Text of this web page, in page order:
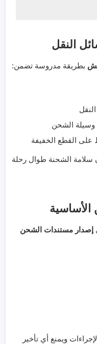
النقل
بطريقة مدروسة تضمن:
وسيلة الشحن
على القطع الخفيفة
الشحنة طوال رحلة
إصدار مستندات الشحن
ويمنع أي تأخير